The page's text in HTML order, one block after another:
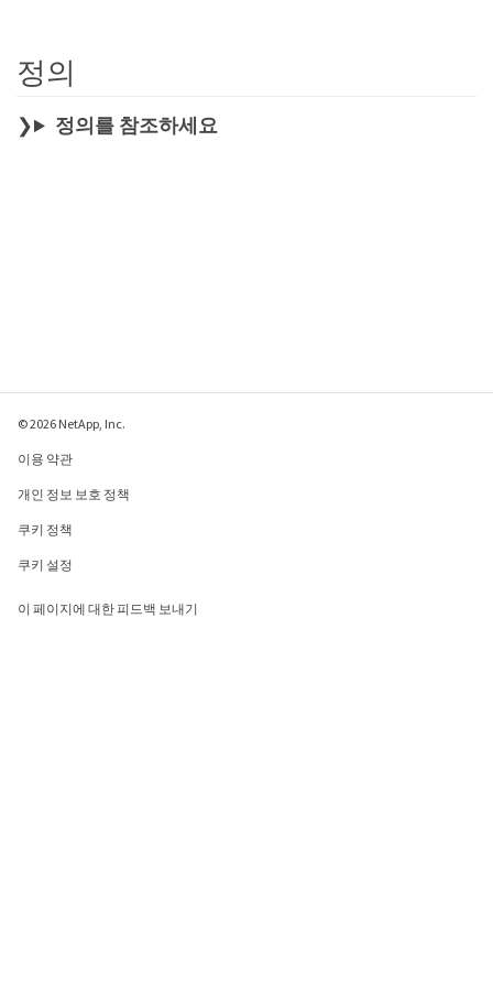
정의
정의를 참조하세요
© 2026 NetApp, Inc.
이용 약관
개인 정보 보호 정책
쿠키 정책
쿠키 설정
이 페이지에 대한 피드백 보내기